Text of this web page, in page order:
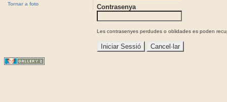
Tornar a foto Contrasenya
Les contrasenyes perdudes o oblidades es poden